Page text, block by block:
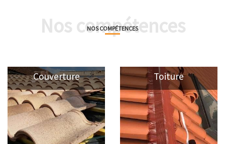
Nos compétences
NOS COMPÉTENCES
Couverture Toiture